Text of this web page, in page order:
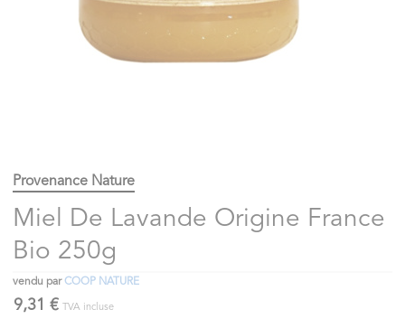
Provenance Nature
Miel De Lavande Origine France
Bio 250g
vendu parCOOP NATURE
9,31 € TVA incluse